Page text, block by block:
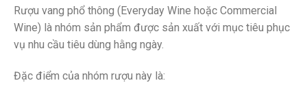
Rượu vang phổ thông (Everyday Wine hoặc Commercial
Wine) là nhóm sản phẩm được sản xuất với mục tiêu phục
vụ nhu cầu tiêu dùng hằng ngày.
Đặc điểm của nhóm rượu này là: